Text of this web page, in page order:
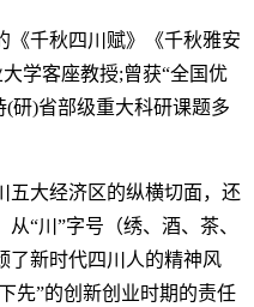
《千秋四川赋》《千秋雅安
学客座教授;曾获“全国优
研)省部级重大科研课题多
五大经济区的纵横切面，还
“川”字号（绣、酒、茶、
了新时代四川人的精神风
先”的创新创业时期的责任